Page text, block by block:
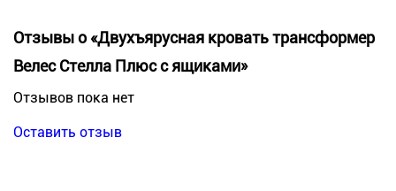
Отзывы о «Двухъярусная кровать трансформер
Велес Стелла Плюс с ящиками»
Отзывов пока нет
Оставить отзыв